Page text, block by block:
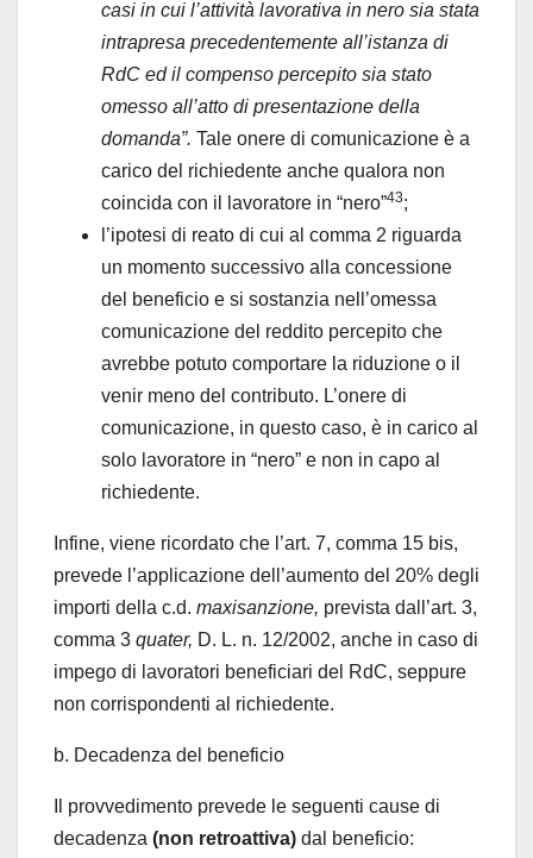
casi in cui l’attività lavorativa in nero sia stata
intrapresa precedentemente all’istanza di
RdC ed il compenso percepito sia stato
omesso all’atto di presentazione della
domanda”. Tale onere di comunicazione è a
carico del richiedente anche qualora non
coincida con il lavoratore in “nero”43;
l’ipotesi di reato di cui al comma 2 riguarda
un momento successivo alla concessione
del beneficio e si sostanzia nell’omessa
comunicazione del reddito percepito che
avrebbe potuto comportare la riduzione o il
venir meno del contributo. L’onere di
comunicazione, in questo caso, è in carico al
solo lavoratore in “nero” e non in capo al
richiedente.
Infine, viene ricordato che l’art. 7, comma 15 bis,
prevede l’applicazione dell’aumento del 20% degli
importi della c.d. maxisanzione, prevista dall’art. 3,
comma 3 quater, D. L. n. 12/2002, anche in caso di
impego di lavoratori beneficiari del RdC, seppure
non corrispondenti al richiedente.
b. Decadenza del beneficio
Il provvedimento prevede le seguenti cause di
decadenza (non retroattiva) dal beneficio: